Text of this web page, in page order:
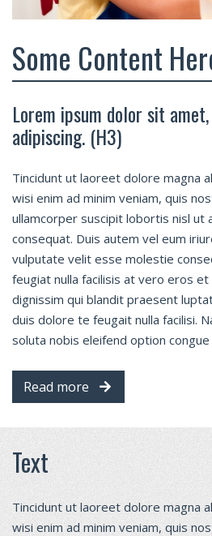
Some Content
Lorem ipsum dolor sit
adipiscing. (H3)
Tincidunt ut laoreet dolore magna
wisi enim ad minim veniam, quis
ullamcorper suscipit lobortis nisl ut
consequat. Duis autem vel eum
vulputate velit esse molestie
feugiat nulla facilisis at vero eros
dignissim qui blandit praesent
duis dolore te feugait nulla facilisi.
soluta nobis eleifend option
Read more
Text
Tincidunt ut laoreet dolore magna
wisi enim ad minim veniam, quis